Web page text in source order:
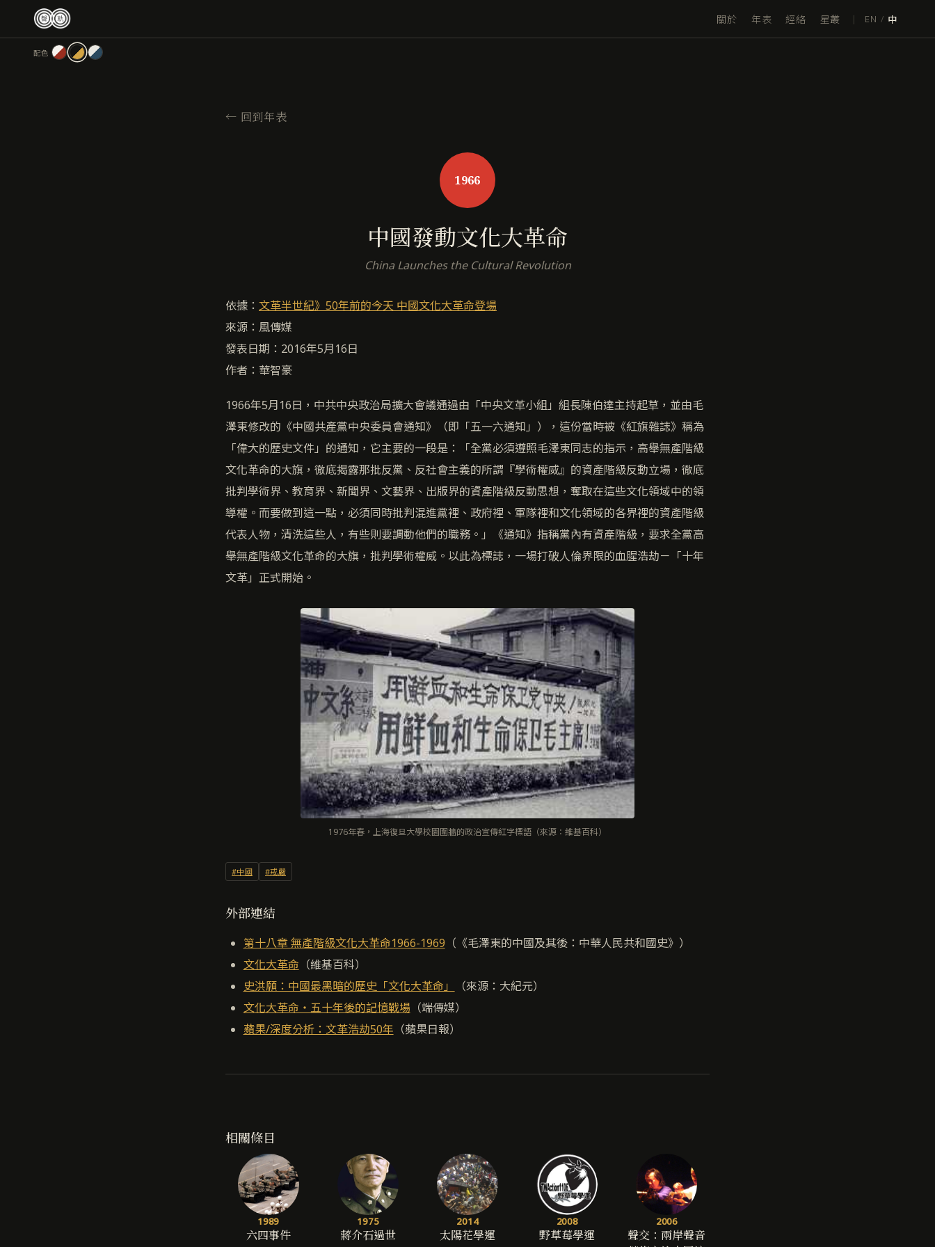
主
關於 年表 經絡 星叢 | EN / 中
配色
← 回到年表
1966
中國發動文化大革命
China Launches the Cultural Revolution
依據： 文革半世紀》50年前的今天 中國文化大革命登場
來源：風傳媒
發表日期：2016年5月16日
作者：華智豪
1966年5月16日，中共中央政治局擴大會議通過由「中央文革小組」組長陳伯達主持起草，並由毛
澤東修改的《中國共產黨中央委員會通知》（即「五一六通知」），這份當時被《紅旗雜誌》稱為
「偉大的歷史文件」的通知，它主要的一段是：「全黨必須遵照毛澤東同志的指示，高舉無產階級
文化革命的大旗，徹底揭露那批反黨、反社會主義的所謂『學術權威』的資產階級反動立場，徹底
批判學術界、教育界、新聞界、文藝界、出版界的資產階級反動思想，奪取在這些文化領域中的領
導權。而要做到這一點，必須同時批判混進黨裡、政府裡、軍隊裡和文化領域的各界裡的資產階級
代表人物，清洗這些人，有些則要調動他們的職務。」《通知》指稱黨內有資產階級，要求全黨高
舉無產階級文化革命的大旗，批判學術權威。以此為標誌，一場打破人倫界限的血腥浩劫－「十年
文革」正式開始。
1976年春，上海復旦大學校園圍牆的政治宣傳紅字標語（來源：維基百科）
#中國 #戒嚴
外部連結
第十八章 無產階級文化大革命1966-1969 （《毛澤東的中國及其後：中華人民共和國史》）
文化大革命 （維基百科）
史洪願：中國最黑暗的歷史「文化大革命」
（來源：大紀元）
文化大革命・五十年後的記憶戰場 （端傳媒）
蘋果/深度分析：文革浩劫50年 （蘋果日報）
相關條目
1989
六四事件
1975
蔣介石過世
2014
太陽花學運
2008
野草莓學運
2006
聲交：兩岸聲音